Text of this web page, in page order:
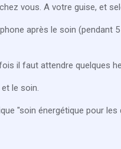
vous. A votre guise, et
après le soin (pendant
il faut attendre quelques
le soin.
"soin énergétique pour